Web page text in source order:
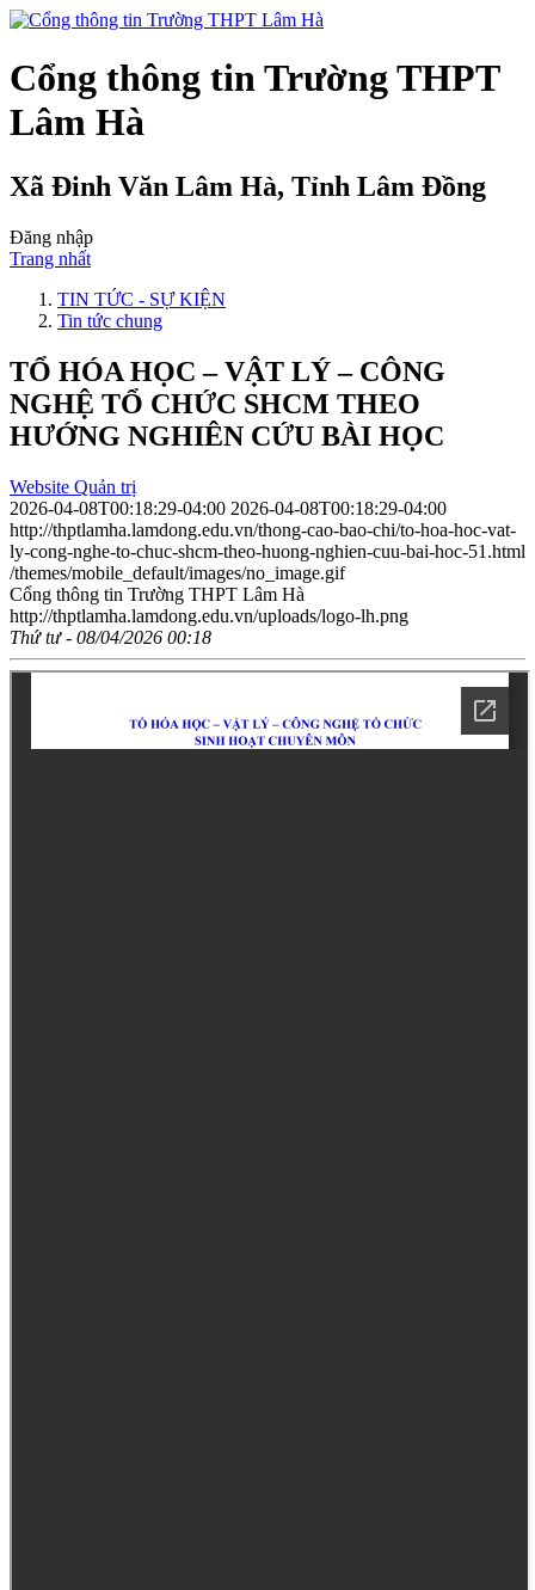
Cổng thông tin Trường THPT
Lâm Hà
Xã Đinh Văn Lâm Hà, Tỉnh Lâm Đồng
Đăng nhập
Trang nhất
TIN TỨC - SỰ KIỆN
Tin tức chung
TỔ HÓA HỌC – VẬT LÝ – CÔNG
NGHỆ TỔ CHỨC SHCM THEO
HƯỚNG NGHIÊN CỨU BÀI HỌC
Website Quản trị
2026-04-08T00:18:29-04:00 2026-04-08T00:18:29-04:00
http://thptlamha.lamdong.edu.vn/thong-cao-bao-chi/to-hoa-hoc-vat-
ly-cong-nghe-to-chuc-shcm-theo-huong-nghien-cuu-bai-hoc-51.html
/themes/mobile_default/images/no_image.gif
Cổng thông tin Trường THPT Lâm Hà
http://thptlamha.lamdong.edu.vn/uploads/logo-lh.png
Thứ tư - 08/04/2026 00:18